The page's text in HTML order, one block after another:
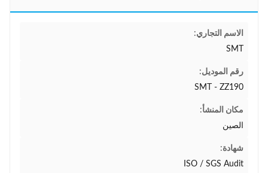
الاسم التجاري:
SMT
رقم الموديل:
SMT - ZZ190
مكان المنشأ:
الصين
شهادة:
ISO / SGS Audit